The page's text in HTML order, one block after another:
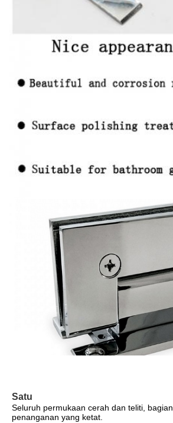
Satu
Seluruh permukaan cerah dan teliti, bagian
penanganan yang ketat.